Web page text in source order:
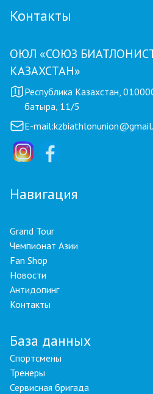
Контакты
ОЮЛ «СОЮЗ
КАЗАХСТАН»
Республика Казахстан,
батыра, 11/5
E-mail:
Навигация
Grand Tour
Чемпионат Азии
Fan Shop
Новости
Антидопинг
Контакты
База данных
Спортсмены
Тренеры
Сервисная бригада